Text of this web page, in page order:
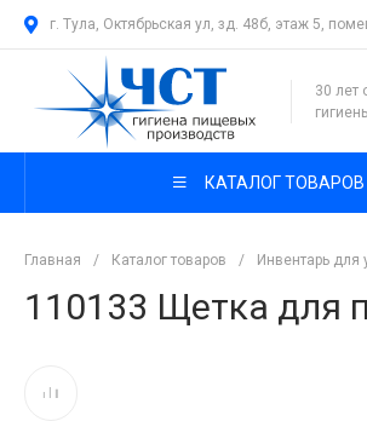
г. Тула, Октябрьская ул, зд. 48б, этаж 5,
30 лет
КАТАЛОГ ТОВАРОВ
Главная / Каталог товаров / Инвентарь для
110133 Щетка для